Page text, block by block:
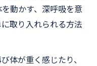
動かす、深呼吸を意
取り入れられる方法
体が重く感じたり、